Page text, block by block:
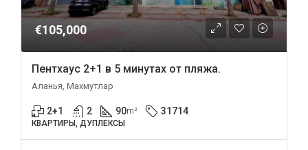
€105,000
Пентхаус 2+1 в 5 минутах от пляжа.
Аланья, Махмутлар
2+1 2 90m² 31714
КВАРТИРЫ, ДУПЛЕКСЫ